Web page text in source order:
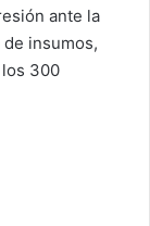
ante la
insumos,
300